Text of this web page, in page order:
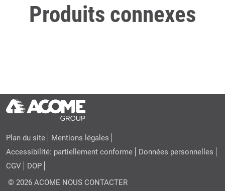
Produits connexes
Plan du site
Mentions légales
Accessibilité: partiellement conforme
Données personnelles
CGV
DOP
© 2026 ACOME NOUS CONTACTER